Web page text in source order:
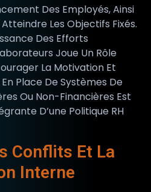
Des Employés, Ainsi
Les Objectifs Fixés.
Des Efforts
Joue Un Rôle
La Motivation Et
Place De Systèmes De
Ou Non-Financières Est
D’une Politique RH
Conflits Et La
Interne